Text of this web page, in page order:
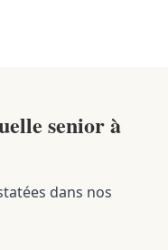
senior à
dans nos